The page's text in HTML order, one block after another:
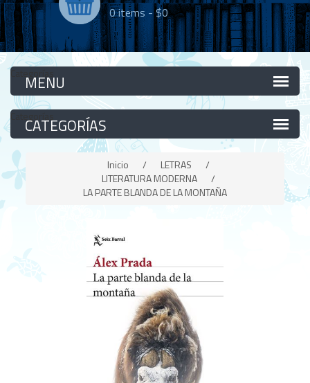
0items -$0
Categorías
Categorías
Inicio / LETRAS
/
LITERATURA MODERNA
/
LA PARTE BLANDA DE LA MONTAÑA